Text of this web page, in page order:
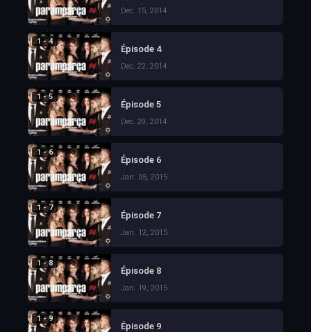
Dec. 15, 2014
1 - 4
Épisode 4
Dec. 22, 2014
1 - 5
Épisode 5
Dec. 29, 2014
1 - 6
Épisode 6
Jan. 05, 2015
1 - 7
Épisode 7
Jan. 12, 2015
1 - 8
Épisode 8
Jan. 19, 2015
1 - 9
Épisode 9